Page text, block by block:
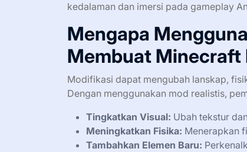
kedalaman dan imersi pada gameplay
Mengapa
Membuat Minecraft
Modifikasi dapat mengubah lanskap,
Dengan menggunakan mod realistis,
Tingkatkan Visual: Ubah tekstur
Meningkatkan Fisika: Menerapkan
Tambahkan Elemen Baru: